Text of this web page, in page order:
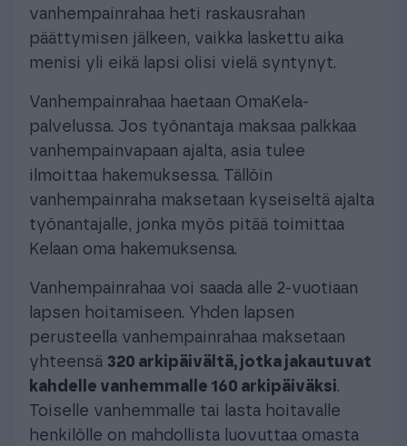
vanhempainrahaa heti raskausrahan
päättymisen jälkeen, vaikka laskettu aika
menisi yli eikä lapsi olisi vielä syntynyt.
Vanhempainrahaa haetaan OmaKela-
palvelussa. Jos työnantaja maksaa palkkaa
vanhempainvapaan ajalta, asia tulee
ilmoittaa hakemuksessa. Tällöin
vanhempainraha maksetaan kyseiseltä ajalta
työnantajalle, jonka myös pitää toimittaa
Kelaan oma hakemuksensa.
Vanhempainrahaa voi saada alle 2-vuotiaan
lapsen hoitamiseen. Yhden lapsen
perusteella vanhempainrahaa maksetaan
yhteensä 320 arkipäivältä, jotka jakautuvat
kahdelle vanhemmalle 160 arkipäiväksi.
Toiselle vanhemmalle tai lasta hoitavalle
henkilölle on mahdollista luovuttaa omasta